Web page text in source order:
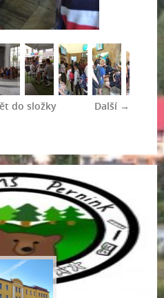
Další →
do složky